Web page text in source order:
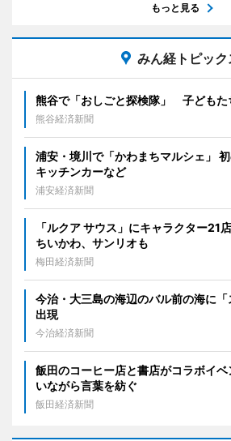
もっと見る
みん経トピック
熊谷で「おしごと探検隊」 子どもた
熊谷経済新聞
浦安・境川で「かわまちマルシェ」
キッチンカーなど
浦安経済新聞
「ルクア サウス」にキャラクター
ちいかわ、サンリオも
梅田経済新聞
今治・大三島の海辺のバル前の海に
出現
今治経済新聞
飯田のコーヒー店と書店がコラボイ
いながら言葉を紡ぐ
飯田経済新聞